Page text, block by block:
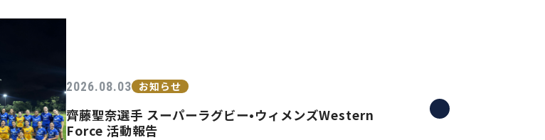
2026.08.03 お知らせ
齊藤聖奈選手 スーパーラグビー•ウィメンズWestern
Force 活動報告